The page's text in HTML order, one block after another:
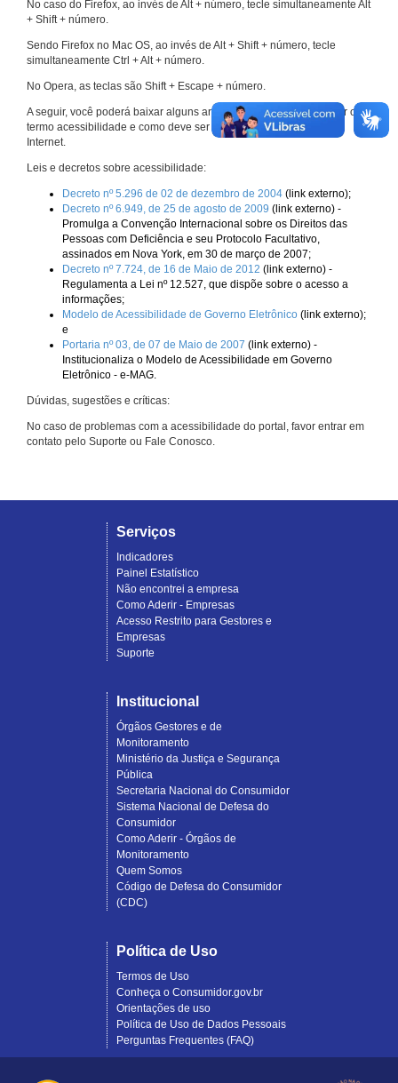
No caso do Firefox, ao invés de Alt + número, tecle simultaneamente Alt
+ Shift + número.
Sendo Firefox no Mac OS, ao invés de Alt + Shift + número, tecle
simultaneamente Ctrl + Alt + número.
No Opera, as teclas são Shift + Escape + número.
A seguir, você poderá baixar alguns arquivos que explicam melhor o
termo acessibilidade e como deve ser implementado nos sites da
Internet.
Leis e decretos sobre acessibilidade:
Decreto nº 5.296 de 02 de dezembro de 2004 (link externo);
Decreto nº 6.949, de 25 de agosto de 2009 (link externo) -
Promulga a Convenção Internacional sobre os Direitos das
Pessoas com Deficiência e seu Protocolo Facultativo,
assinados em Nova York, em 30 de março de 2007;
Decreto nº 7.724, de 16 de Maio de 2012 (link externo) -
Regulamenta a Lei nº 12.527, que dispõe sobre o acesso a
informações;
Modelo de Acessibilidade de Governo Eletrônico (link externo);
e
Portaria nº 03, de 07 de Maio de 2007 (link externo) -
Institucionaliza o Modelo de Acessibilidade em Governo
Eletrônico - e-MAG.
Dúvidas, sugestões e críticas:
No caso de problemas com a acessibilidade do portal, favor entrar em
contato pelo Suporte ou Fale Conosco.
Serviços
Indicadores
Painel Estatístico
Não encontrei a empresa
Como Aderir - Empresas
Acesso Restrito para Gestores e
Empresas
Suporte
Institucional
Órgãos Gestores e de
Monitoramento
Ministério da Justiça e Segurança
Pública
Secretaria Nacional do Consumidor
Sistema Nacional de Defesa do
Consumidor
Como Aderir - Órgãos de
Monitoramento
Quem Somos
Código de Defesa do Consumidor
(CDC)
Política de Uso
Termos de Uso
Conheça o Consumidor.gov.br
Orientações de uso
Política de Uso de Dados Pessoais
Perguntas Frequentes (FAQ)